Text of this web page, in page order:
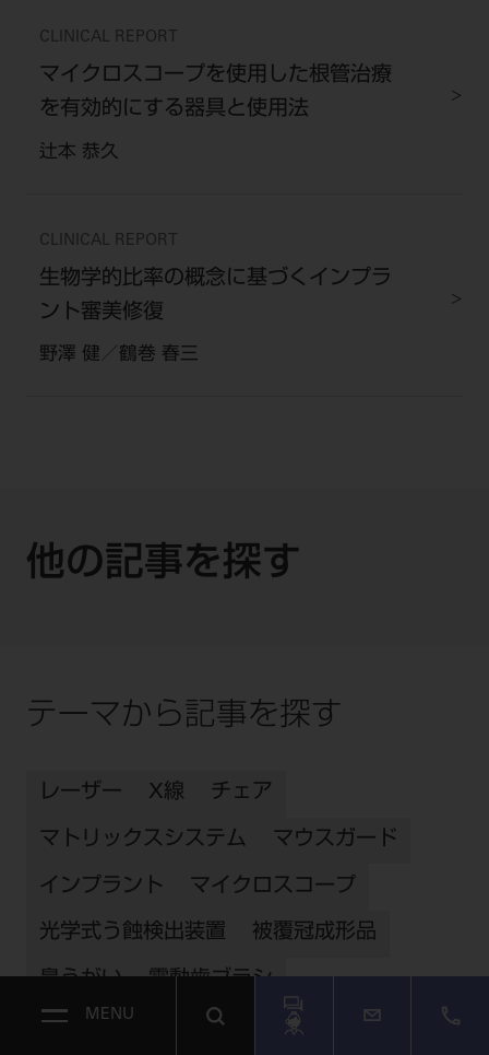
CLINICAL REPORT
マイクロスコープを使用した根管治療
を有効的にする器具と使用法
辻本 恭久
CLINICAL REPORT
生物学的比率の概念に基づくインプラ
ント審美修復
野澤 健／鶴巻 春三
他の記事を探す
テーマから記事を探す
レーザー X線 チェア
マトリックスシステム マウスガード
インプラント マイクロスコープ
光学式う蝕検出装置 被覆冠成形品
鼻うがい 電動歯ブラシ
MENU